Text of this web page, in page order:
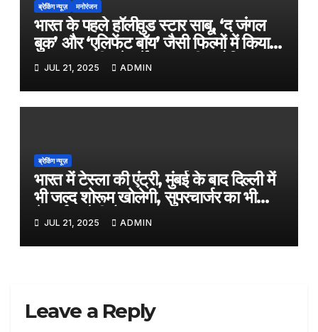
ब्रेकिंग न्यूज़ मनोरंजन
भारत के पहले हॉलीवुड स्टार साबू, ‘द जंगल
बुक’ और ‘एलिफेंट बॉय’ जैसी फिल्मों में किया
काम, जल्द ही बड़े पर्दे पर आएगी बायोपिक
JUL 21, 2025 ADMIN
ब्रेकिंग न्यूज़
भारत में टेस्ला की एंट्री, मुंबई के बाद दिल्ली में
भी जल्द शोरूम खोलेगी, सुपरचार्जर का भी
नेटवर्क करेगी तैयार
JUL 21, 2025 ADMIN
Leave a Reply